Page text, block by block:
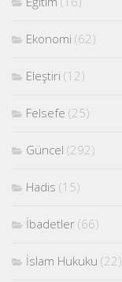
Ekonomi (62)
Eleştiri (12)
Felsefe (25)
Güncel (292)
Hadis (15)
İbadetler (66)
İslam Hukuku (22)